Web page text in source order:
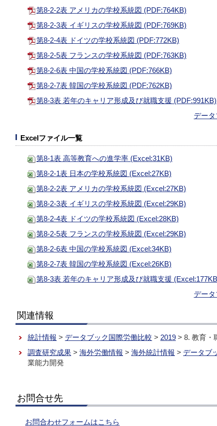
第8-2-2表 アメリカの学校系統図 (PDF:764KB)
第8-2-3表 イギリスの学校系統図 (PDF:769KB)
第8-2-4表 ドイツの学校系統図 (PDF:772KB)
第8-2-5表 フランスの学校系統図 (PDF:763KB)
第8-2-6表 中国の学校系統図 (PDF:766KB)
第8-2-7表 韓国の学校系統図 (PDF:762KB)
第8-3表 若年のキャリア形成及び就職支援 (PDF:991KB)
デー
Excelファイル一覧
第8-1表 高等教育への進学率 (Excel:31KB)
第8-2-1表 日本の学校系統図 (Excel:27KB)
第8-2-2表 アメリカの学校系統図 (Excel:27KB)
第8-2-3表 イギリスの学校系統図 (Excel:29KB)
第8-2-4表 ドイツの学校系統図 (Excel:28KB)
第8-2-5表 フランスの学校系統図 (Excel:29KB)
第8-2-6表 中国の学校系統図 (Excel:34KB)
第8-2-7表 韓国の学校系統図 (Excel:26KB)
第8-3表 若年のキャリア形成及び就職支援
デー
関連情報
統計情報 > データブック国際労働比較 > 2019 > 8. 教育・
調査研究成果 > 海外労働情報 > 海外統計情報 > データブ
業能力開発
お問合せ先
お問合わせフォームはこちら